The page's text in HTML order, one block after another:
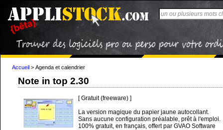
Accueil > Agenda et calendrier
Note in top 2.30
[ Gratuit (freeware) ]
La version magique du papier jaune autocollant.
Sans aucune configuration préalable, prêt à l'emploi.
100% gratuit, en français, offert par GVAO Software